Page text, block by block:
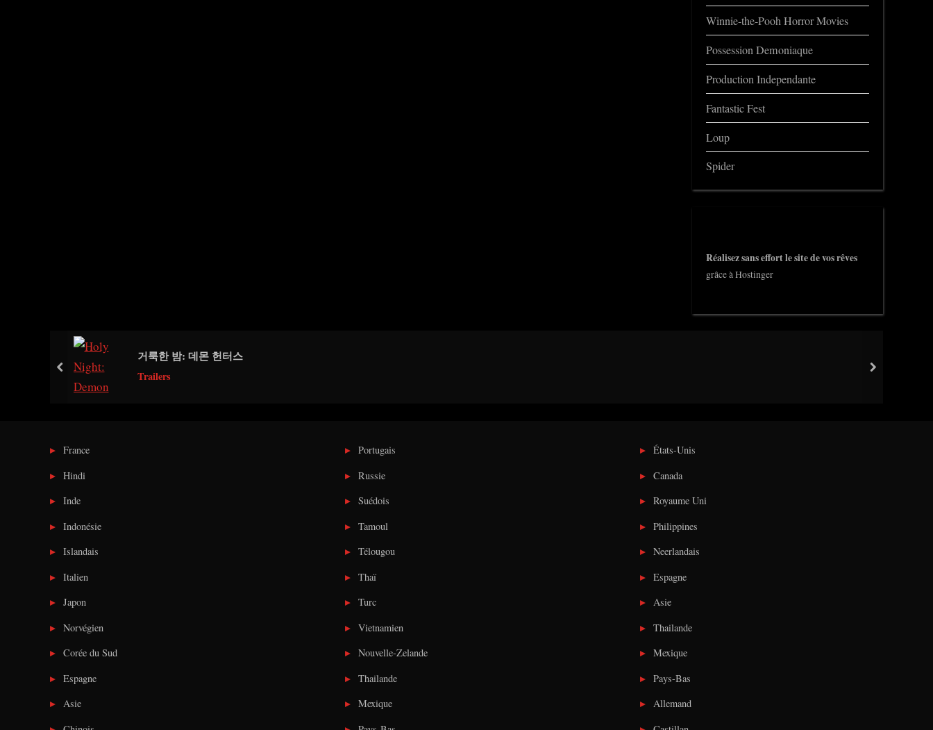
Winnie-the-Pooh Horror Movies
Possession Demoniaque
Production Independante
Fantastic Fest
Loup
Spider
Réalisez sans effort le site de vos rêves
grâce à Hostinger
거룩한 밤: 데몬 헌터스
Trailers
prev next
France
Hindi
Inde
Indonésie
Islandais
Italien
Japon
Norvégien
Corée du Sud
Espagne
Asie
Portugais
Russie
Suédois
Tamoul
Télougou
Thaï
Turc
Vietnamien
Nouvelle-Zelande
Thailande
Mexique
États-Unis
Canada
Royaume Uni
Philippines
Neerlandais
Espagne
Asie
Thailande
Mexique
Pays-Bas
Allemand